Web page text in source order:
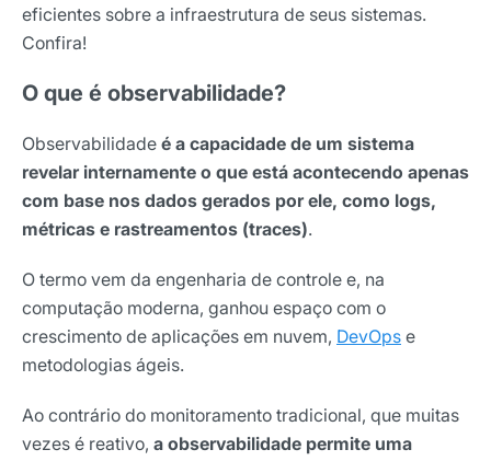
eficientes sobre a infraestrutura de seus sistemas.
Confira!
O que é observabilidade?
Observabilidade é a capacidade de um sistema
revelar internamente o que está acontecendo apenas
com base nos dados gerados por ele, como logs,
métricas e rastreamentos (traces).
O termo vem da engenharia de controle e, na
computação moderna, ganhou espaço com o
crescimento de aplicações em nuvem, DevOps e
metodologias ágeis.
Ao contrário do monitoramento tradicional, que muitas
vezes é reativo, a observabilidade permite uma